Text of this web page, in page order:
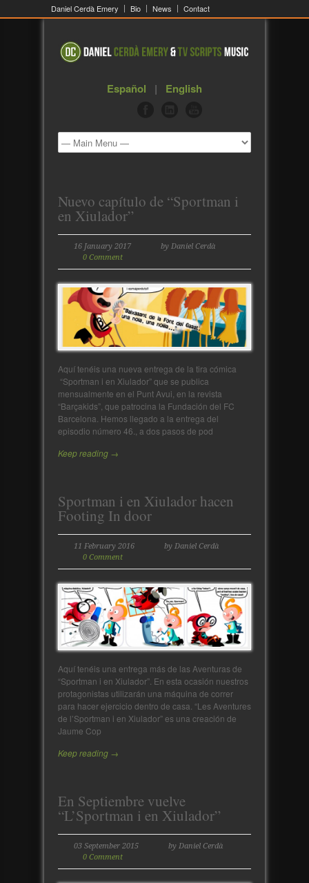
Daniel Cerdà Emery Bio News Contact
Español | English
Nuevo capítulo de “Sportman i
en Xiulador”
16 January 2017
by Daniel Cerdà
0 Comment
Aquí tenéis una nueva entrega de la tira cómica
“Sportman i en Xiulador” que se publica
mensualmente en el Punt Avui, en la revista
“Barçakids”, que patrocina la Fundación del FC
Barcelona. Hemos llegado a la entrega del
episodio número 46., a dos pasos de pod
Keep reading →
Sportman i en Xiulador hacen
Footing In door
11 February 2016
by Daniel Cerdà
0 Comment
Aquí tenéis una entrega más de las Aventuras de
“Sportman i en Xiulador”. En esta ocasión nuestros
protagonistas utilizarán una máquina de correr
para hacer ejercicio dentro de casa. “Les Aventures
de l’Sportman i en Xiulador” es una creación de
Jaume Cop
Keep reading →
En Septiembre vuelve
“L’Sportman i en Xiulador”
03 September 2015
by Daniel Cerdà
0 Comment